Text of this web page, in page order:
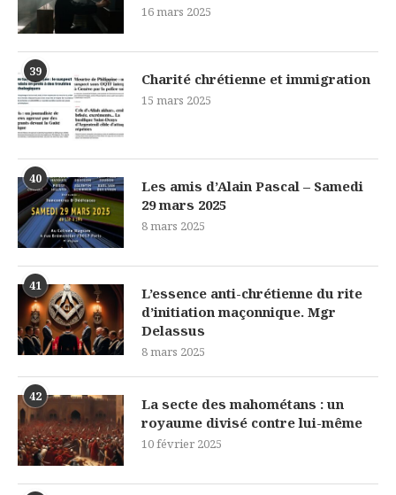
16 mars 2025
39 Charité chrétienne et immigration
15 mars 2025
40
Les amis d’Alain Pascal – Samedi
29 mars 2025
8 mars 2025
41
L’essence anti-chrétienne du rite
d’initiation maçonnique. Mgr
Delassus
8 mars 2025
42
La secte des mahométans : un
royaume divisé contre lui-même
10 février 2025